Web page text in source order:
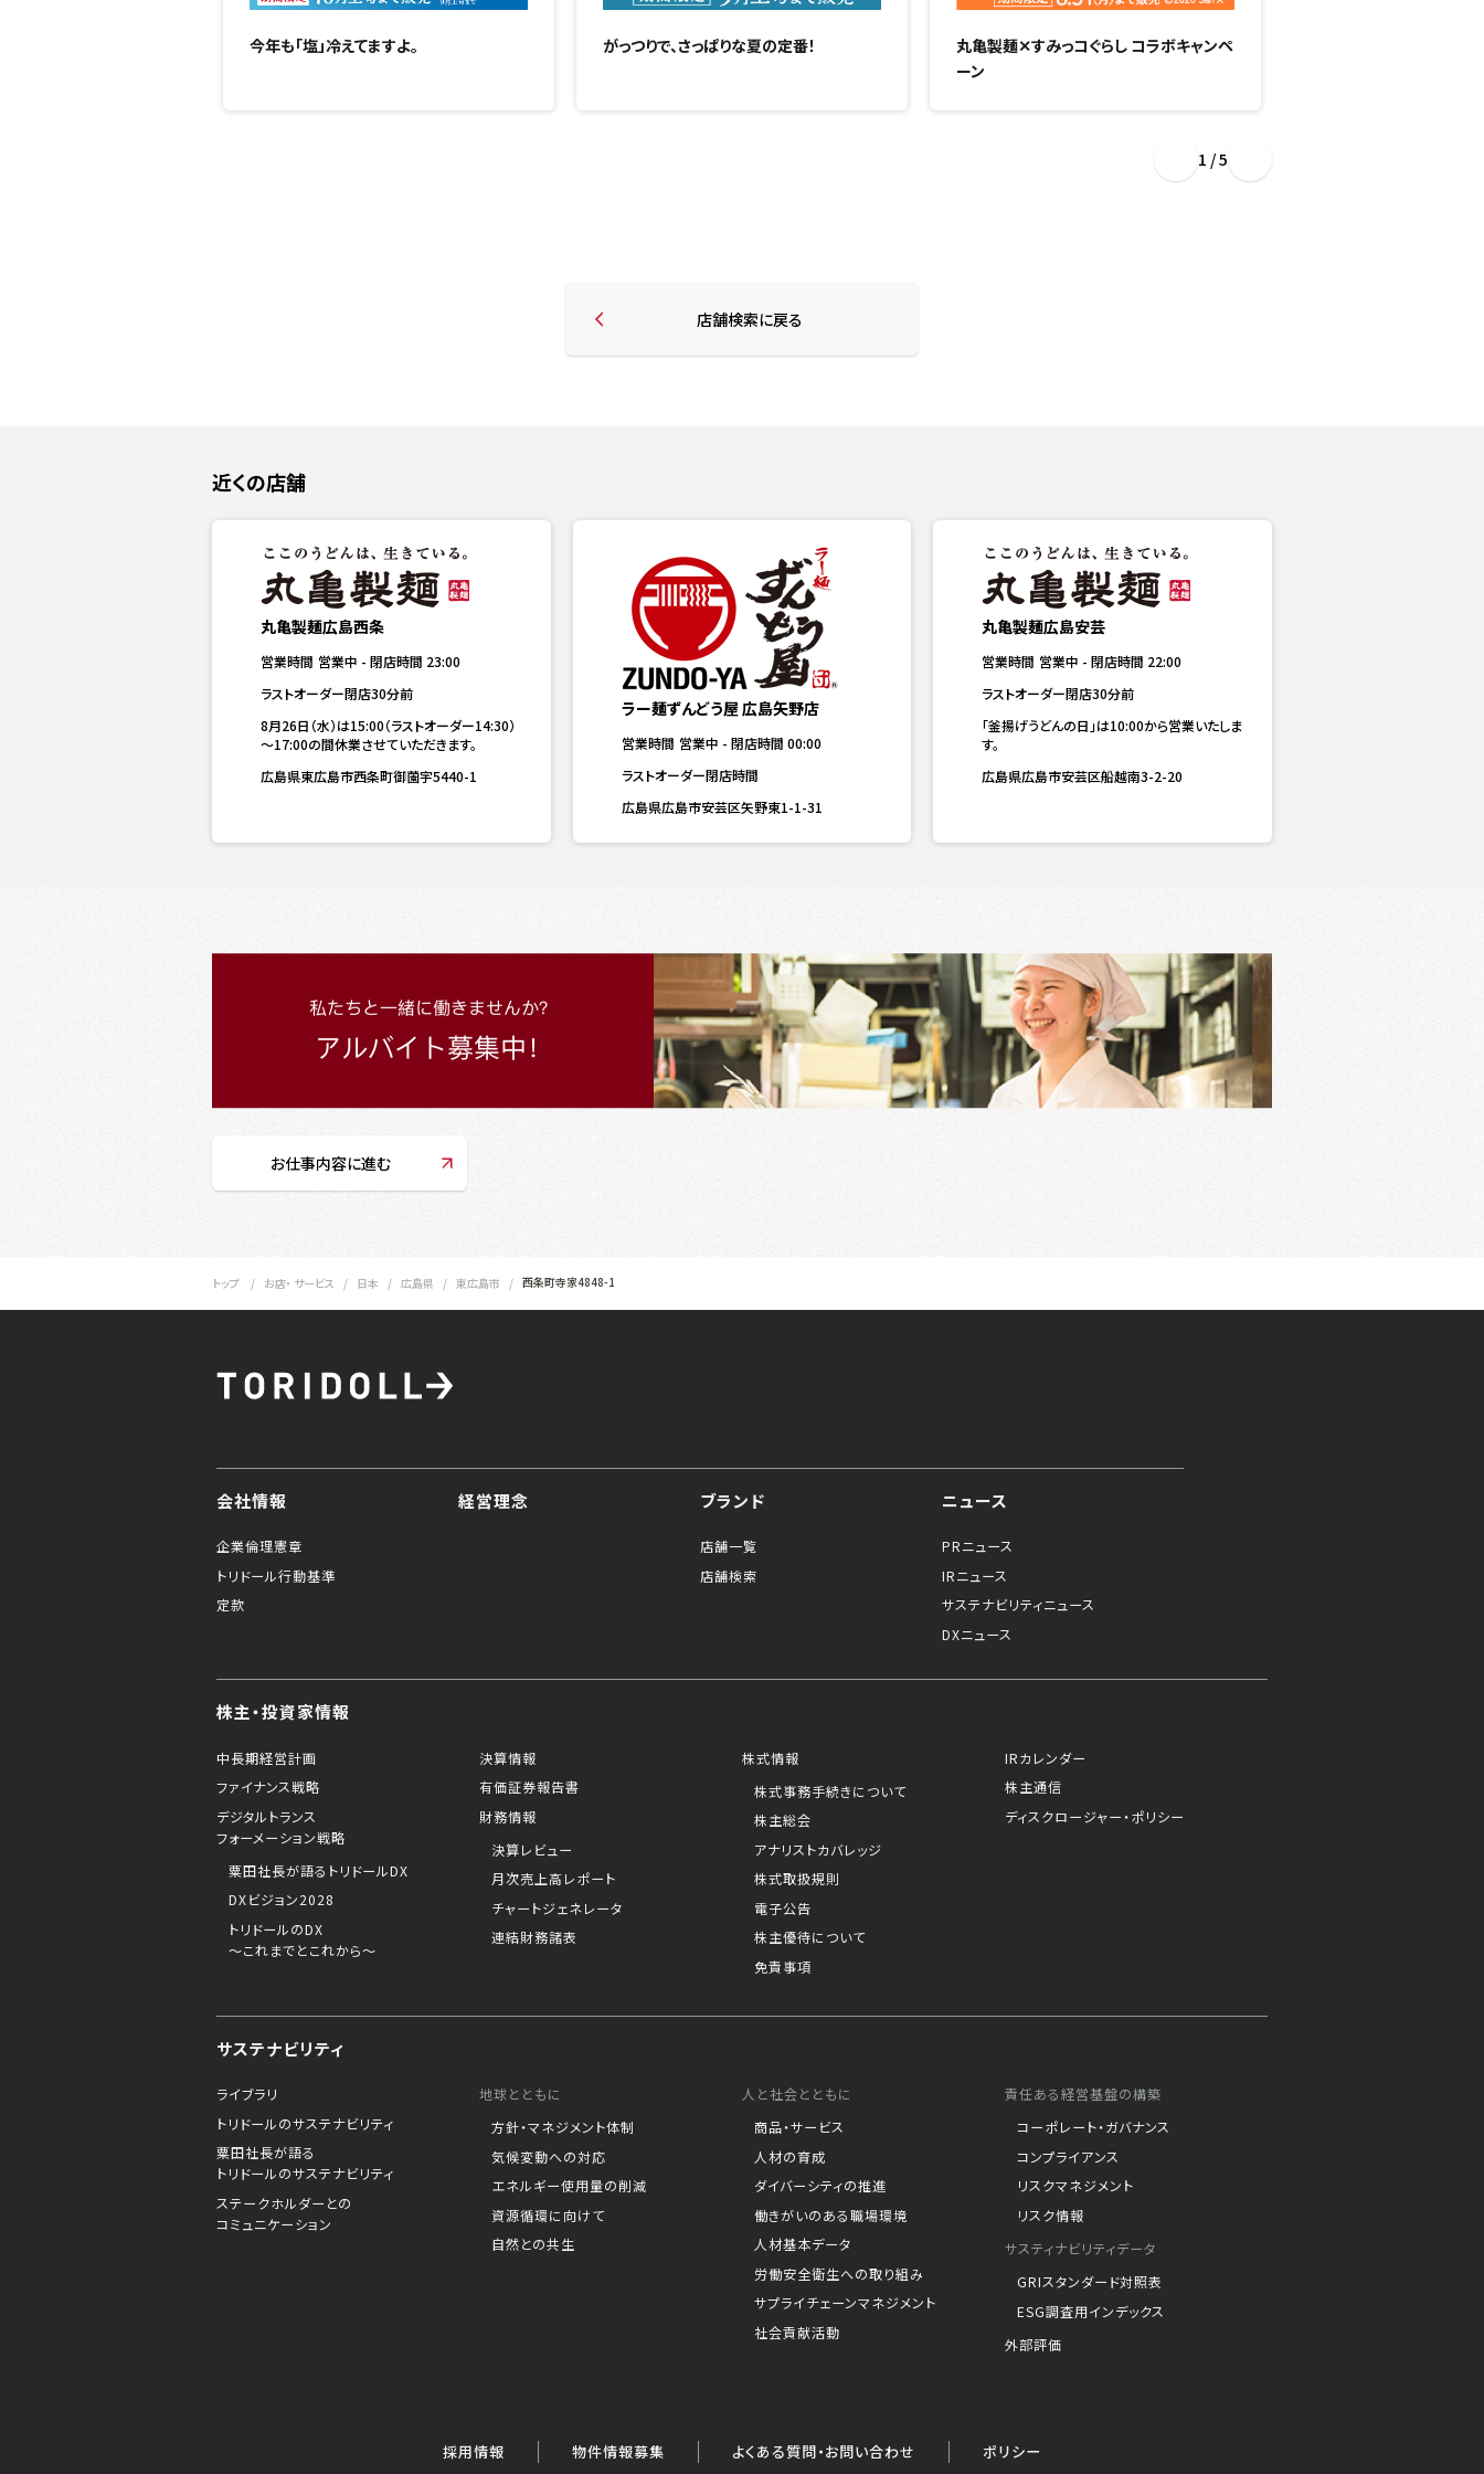
今年も「塩」冷えてますよ。 がっつりで、さっぱりな夏の定番！
丸亀製麺✕すみっコぐらし コラボキャンペ
ーン
1 / 5
店舗検索に戻る
近くの店舗
丸亀製麺広島西条
営業時間 営業中 - 閉店時間 23:00
ラストオーダー閉店30分前
8月26日（水）は15:00（ラストオーダー14:30）
～17:00の間休業させていただきます。
広島県東広島市西条町御薗宇5440-1
ラー麺ずんどう屋 広島矢野店
営業時間 営業中 - 閉店時間 00:00
ラストオーダー閉店時間
広島県広島市安芸区矢野東1-1-31
丸亀製麺広島安芸
営業時間 営業中 -閉店時間 22:00
ラストオーダー閉店30分前
「釜揚げうどんの日」は10:00から営業いたしま
す。
広島県広島市安芸区船越南3-2-20
お仕事内容に進む
トップ お店・ サービス 日本 広島県 東広島市 西条町寺家4848-1
会社情報
企業倫理憲章
トリドール行動基準
定款
経営理念 ブランド
店舗一覧
店舗検索
ニュース
PRニュース
IRニュース
サステナビリティニュース
DXニュース
株主・投資家情報
中長期経営計画
ファイナンス戦略
デジタルトランス
フォーメーション戦略
粟田社長が語るトリドールDX
DXビジョン2028
トリドールのDX
～これまでとこれから～
決算情報
有価証券報告書
財務情報
決算レビュー
月次売上高レポート
チャートジェネレータ
連結財務諸表
株式情報
株式事務手続きについて
株主総会
アナリストカバレッジ
株式取扱規則
電子公告
株主優待について
免責事項
IRカレンダー
株主通信
ディスクロージャー・ポリシー
サステナビリティ
ライブラリ
トリドールのサステナビリティ
粟田社長が語る
トリドールのサステナビリティ
ステークホルダーとの
コミュニケーション
地球とともに
方針・マネジメント体制
気候変動への対応
エネルギー使用量の削減
資源循環に向けて
自然との共生
人と社会とともに
商品・サービス
人材の育成
ダイバーシティの推進
働きがいのある職場環境
人材基本データ
労働安全衛生への取り組み
サプライチェーンマネジメント
社会貢献活動
責任ある経営基盤の構築
コーポレート・ガバナンス
コンプライアンス
リスクマネジメント
リスク情報
サスティナビリティデータ
GRIスタンダード対照表
ESG調査用インデックス
外部評価
採用情報 物件情報募集 よくある質問・お問い合わせ ポリシー